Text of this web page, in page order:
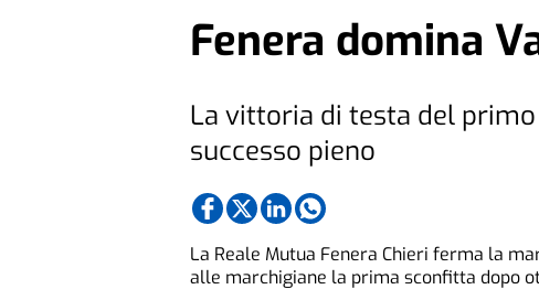
Fenera domina
La vittoria di testa del
successo pieno
La Reale Mutua Fenera Chieri ferma la
alle marchigiane la prima sconfitta dopo